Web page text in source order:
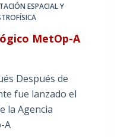
ESPACIAL Y
MetOp-A
Después de
fue lanzado el
la Agencia
A